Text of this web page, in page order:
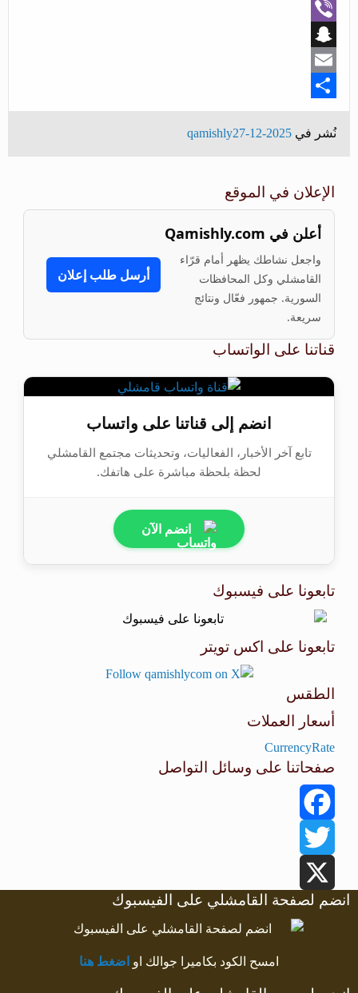
WhatsApp
Viber
Snapchat
Email
Share
نُشر في 2025-12-27
qamishly
الإعلان في الموقع
أعلن في Qamishly.com
واجعل نشاطك يظهر أمام قرّاء
القامشلي وكل المحافظات
السورية. جمهور فعّال ونتائج
سريعة.
أرسل طلب إعلان
قناتنا على الواتساب
انضم إلى قناتنا على واتساب
تابع آخر الأخبار، الفعاليات، وتحديثات مجتمع القامشلي
لحظة بلحظة مباشرة على هاتفك.
انضم الآن
تابعونا على فيسبوك
تابعونا على اكس تويتر
الطقس
أسعار العملات
CurrencyRate
صفحاتنا على وسائل التواصل
Facebook
Twitter
X
انضم لصفحة القامشلي على الفيسبوك
امسح الكود بكاميرا جوالك او اضغط هنا